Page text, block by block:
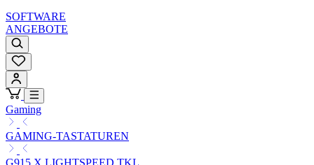
SOFTWARE
ANGEBOTE
Gaming
GAMING-TASTATUREN